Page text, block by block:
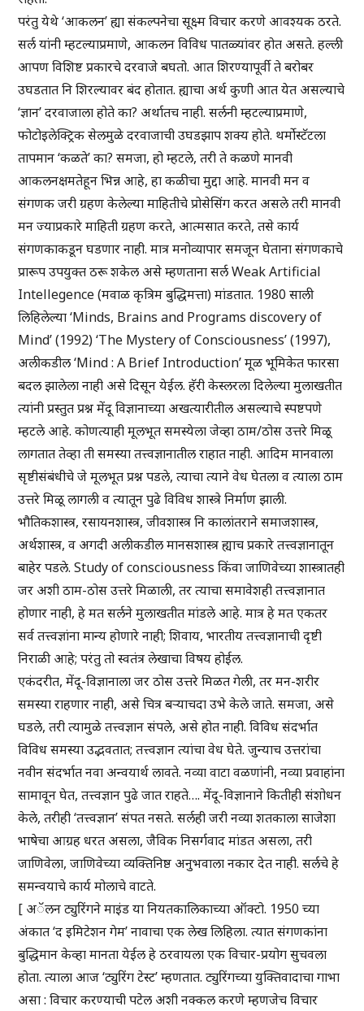
परंतु येथे ‘आकलन’ ह्या संकल्पनेचा सूक्ष्म विचार करणे आवश्यक ठरते.
सर्ल यांनी म्हटल्याप्रमाणे, आकलन विविध पातळ्यांवर होत असते. हल्ली
आपण विशिष्ट प्रकारचे दरवाजे बघतो. आत शिरण्यापूर्वी ते बरोबर
उघडतात नि शिरल्यावर बंद होतात. ह्याचा अर्थ कुणी आत येत असल्याचे
‘ज्ञान’ दरवाजाला होते का? अर्थातच नाही. सर्लनी म्हटल्याप्रमाणे,
फोटोइलेक्ट्रिक सेलमुळे दरवाजाची उघडझाप शक्य होते. थर्मोस्टॅटला
तापमान ‘कळते’ का? समजा, हो म्हटले, तरी ते कळणे मानवी
आकलनक्षमतेहून भिन्न आहे, हा कळीचा मुद्दा आहे. मानवी मन व
संगणक जरी ग्रहण केलेल्या माहितीचे प्रोसेसिंग करत असले तरी मानवी
मन ज्याप्रकारे माहिती ग्रहण करते, आत्मसात करते, तसे कार्य
संगणकाकडून घडणार नाही. मात्र मनोव्यापार समजून घेताना संगणकाचे
प्रारूप उपयुक्त ठरू शकेल असे म्हणताना सर्ल Weak Artificial
Intellegence (मवाळ कृत्रिम बुद्धिमत्ता) मांडतात. 1980 साली
लिहिलेल्या ‘Minds, Brains and Programs discovery of
Mind’ (1992) ‘The Mystery of Consciousness’ (1997),
अलीकडील ‘Mind : A Brief Introduction’ मूळ भूमिकेत फारसा
बदल झालेला नाही असे दिसून येईल. हॅरी केस्लरला दिलेल्या मुलाखतीत
त्यांनी प्रस्तुत प्रश्न मेंदू विज्ञानाच्या अखत्यारीतील असल्याचे स्पष्टपणे
म्हटले आहे. कोणत्याही मूलभूत समस्येला जेव्हा ठाम/ठोस उत्तरे मिळू
लागतात तेव्हा ती समस्या तत्त्वज्ञानातील राहात नाही. आदिम मानवाला
सृष्टीसंबंधीचे जे मूलभूत प्रश्न पडले, त्याचा त्याने वेध घेतला व त्याला ठाम
उत्तरे मिळू लागली व त्यातून पुढे विविध शास्त्रे निर्माण झाली.
भौतिकशास्त्र, रसायनशास्त्र, जीवशास्त्र नि कालांतराने समाजशास्त्र,
अर्थशास्त्र, व अगदी अलीकडील मानसशास्त्र ह्याच प्रकारे तत्त्वज्ञानातून
बाहेर पडले. Study of consciousness किंवा जाणिवेच्या शास्त्रातही
जर अशी ठाम-ठोस उत्तरे मिळाली, तर त्याचा समावेशही तत्त्वज्ञानात
होणार नाही, हे मत सर्लने मुलाखतीत मांडले आहे. मात्र हे मत एकतर
सर्व तत्त्वज्ञांना मान्य होणारे नाही; शिवाय, भारतीय तत्त्वज्ञानाची दृष्टी
निराळी आहे; परंतु तो स्वतंत्र लेखाचा विषय होईल.
एकंदरीत, मेंदू-विज्ञानाला जर ठोस उत्तरे मिळत गेली, तर मन-शरीर
समस्या राहणार नाही, असे चित्र बऱ्याचदा उभे केले जाते. समजा, असे
घडले, तरी त्यामुळे तत्त्वज्ञान संपले, असे होत नाही. विविध संदर्भात
विविध समस्या उद्भवतात; तत्त्वज्ञान त्यांचा वेध घेते. जुन्याच उत्तरांचा
नवीन संदर्भात नवा अन्वयार्थ लावते. नव्या वाटा वळणांनी, नव्या प्रवाहांना
सामावून घेत, तत्त्वज्ञान पुढे जात राहते…. मेंदू-विज्ञानाने कितीही संशोधन
केले, तरीही ‘तत्त्वज्ञान’ संपत नसते. सर्लही जरी नव्या शतकाला साजेशा
भाषेचा आग्रह धरत असला, जैविक निसर्गवाद मांडत असला, तरी
जाणिवेला, जाणिवेच्या व्यक्तिनिष्ठ अनुभवाला नकार देत नाही. सर्लचे हे
समन्वयाचे कार्य मोलाचे वाटते.
[ अॅलन ट्युरिंगने माइंड या नियतकालिकाच्या ऑक्टो. 1950 च्या
अंकात ‘द इमिटेशन गेम’ नावाचा एक लेख लिहिला. त्यात संगणकांना
बुद्धिमान केव्हा मानता येईल हे ठरवायला एक विचार-प्रयोग सुचवला
होता. त्याला आज ‘ट्युरिंग टेस्ट’ म्हणतात. ट्युरिंगच्या युक्तिवादाचा गाभा
असा : विचार करण्याची पटेल अशी नक्कल करणे म्हणजेच विचार